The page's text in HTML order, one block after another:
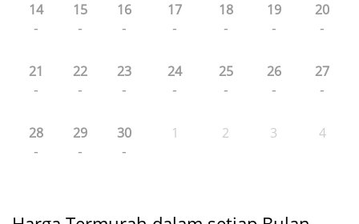
14
-
15
-
16
-
17
-
18
-
19
-
20
-
21
-
22
-
23
-
24
-
25
-
26
-
27
-
28
-
29
-
30
-
1 2 3 4